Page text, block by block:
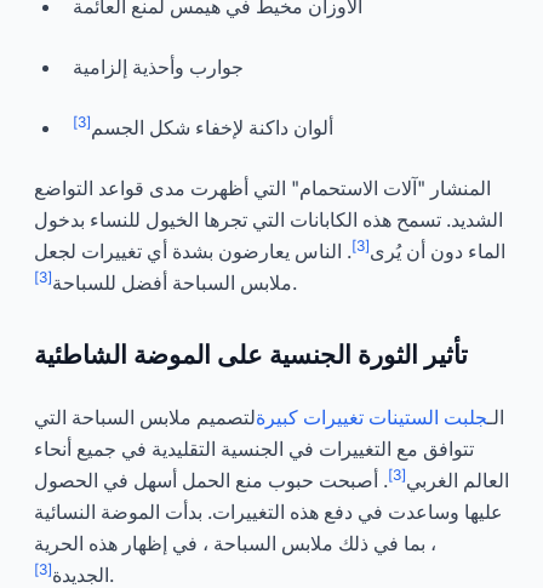
الأوزان مخيط في هيمس لمنع العائمة
جوارب وأحذية إلزامية
ألوان داكنة لإخفاء شكل الجسم [3]
المنشار "آلات الاستحمام" التي أظهرت مدى قواعد التواضع
الشديد. تسمح هذه الكابانات التي تجرها الخيول للنساء بدخول
الماء دون أن يُرى[3]
. الناس يعارضون بشدة أي تغييرات لجعل
ملابس السباحة أفضل للسباحة[3] .
تأثير الثورة الجنسية على الموضة الشاطئية
الـجلبت الستينات تغييرات كبيرةلتصميم ملابس السباحة التي
تتوافق مع التغييرات في الجنسية التقليدية في جميع أنحاء
العالم الغربي[3]
. أصبحت حبوب منع الحمل أسهل في الحصول
عليها وساعدت في دفع هذه التغييرات. بدأت الموضة النسائية
، بما في ذلك ملابس السباحة ، في إظهار هذه الحرية
الجديدة[3] .